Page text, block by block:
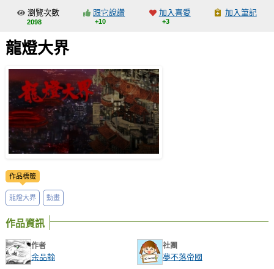
交流中心
攤位轉讓區
會員中心
註冊會員
登入
瀏覽次數
2098
跟它說讚
+10
加入喜愛
+3
加入筆記
龍燈大界
作品標籤
龍燈大界 動畫
作品資訊
作者
余品翰
社團
夢不落帝國